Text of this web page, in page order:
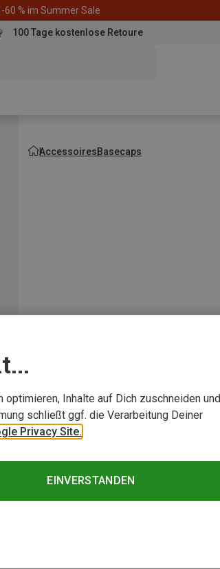
60 % im Summer Sale
100 Tage kostenlose Retoure
AccessoiresBasecaps
Inhalte auf Dich zuschneiden und
schließt ggf. die Verarbeitung Deiner
Privacy Site.
EINVERSTANDEN